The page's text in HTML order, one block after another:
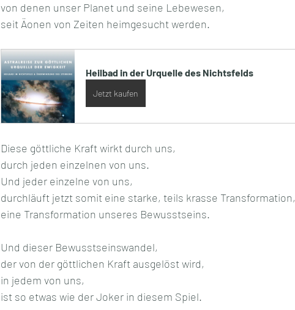
von denen unser Planet und seine Lebewesen,
seit Äonen von Zeiten heimgesucht werden.
Heilbad in der Urquelle des Nichtsfelds
Jetzt kaufen
Diese göttliche Kraft wirkt durch uns,
durch jeden einzelnen von uns.
Und jeder einzelne von uns,
durchläuft jetzt somit eine starke, teils krasse Transformation,
eine Transformation unseres Bewusstseins.
Und dieser Bewusstseinswandel,
der von der göttlichen Kraft ausgelöst wird,
in jedem von uns,
ist so etwas wie der Joker in diesem Spiel.